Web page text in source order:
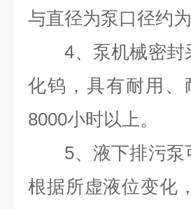
与直径为泵口径约
4、泵机械密封
化钨，具有耐用
8000小时以上。
5、液下排污泵
根据所虚液位变化